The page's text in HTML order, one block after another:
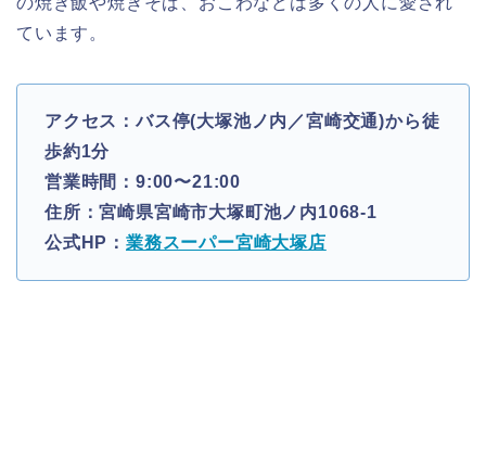
ています。
アクセス：バス停(大塚池ノ内／宮崎交通)から徒
歩約1分
営業時間：9:00〜21:00
住所：宮崎県宮崎市大塚町池ノ内1068-1
公式HP： 業務スーパー宮崎大塚店